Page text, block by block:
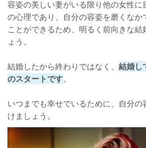
容姿の美しい妻がいる限り他の女性に
の心理であり、自分の容姿を磨くなか
ことができるため、明るく前向きな結
ょう。
結婚したから終わりではなく、 結婚し
のスタートです。
いつまでも幸せでいるために、自分
けましょう。